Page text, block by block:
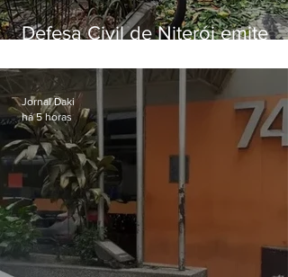
Defesa Civil de Niterói emite
sexta-feira (07)
Jornal Daki
há 5 horas